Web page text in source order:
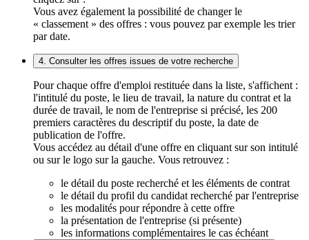
Vous avez également la possibilité de changer le
« classement » des offres : vous pouvez par exemple les trier
par date.
4. Consulter les offres issues de votre recherche
Pour chaque offre d'emploi restituée dans la liste, s'affichent :
l'intitulé du poste, le lieu de travail, la nature du contrat et la
durée de travail, le nom de l'entreprise si précisé, les 200
premiers caractères du descriptif du poste, la date de
publication de l'offre.
Vous accédez au détail d'une offre en cliquant sur son intitulé
ou sur le logo sur la gauche. Vous retrouvez :
le détail du poste recherché et les éléments de contrat
le détail du profil du candidat recherché par l'entreprise
les modalités pour répondre à cette offre
la présentation de l'entreprise (si présente)
les informations complémentaires le cas échéant